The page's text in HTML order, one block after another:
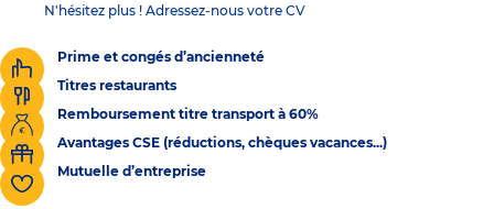
N'hésitez plus ! Adressez-nous votre CV
Prime et congés d’ancienneté
Titres restaurants
Remboursement titre transport à 60%
Avantages CSE (réductions, chèques vacances...)
Mutuelle d’entreprise